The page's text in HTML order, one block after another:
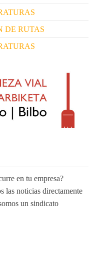
DE RUTAS
en tu empresa?
las noticias directamente
un sindicato